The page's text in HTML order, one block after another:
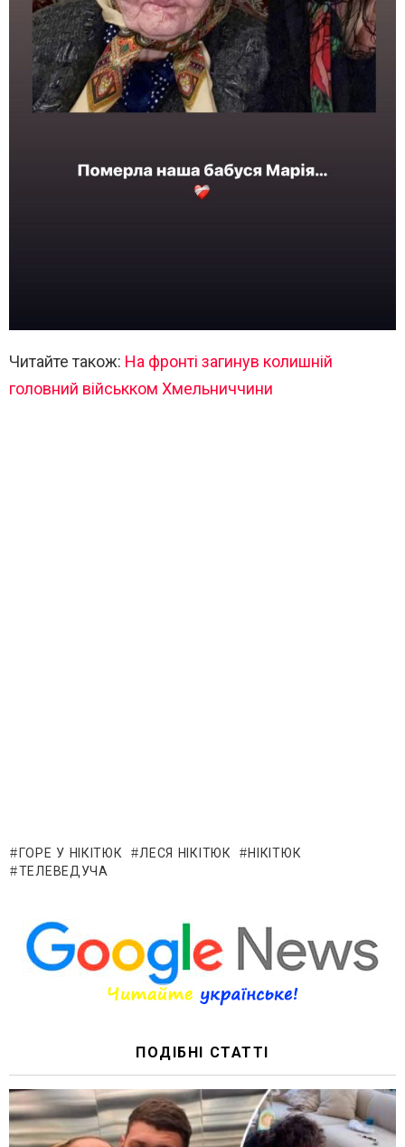
Читайте також: На фронті загинув колишній
головний військком Хмельниччини
ГОРЕ У НІКІТЮК ЛЕСЯ НІКІТЮК
НІКІТЮК
ТЕЛЕВЕДУЧА
ПОДІБНІ СТАТТІ